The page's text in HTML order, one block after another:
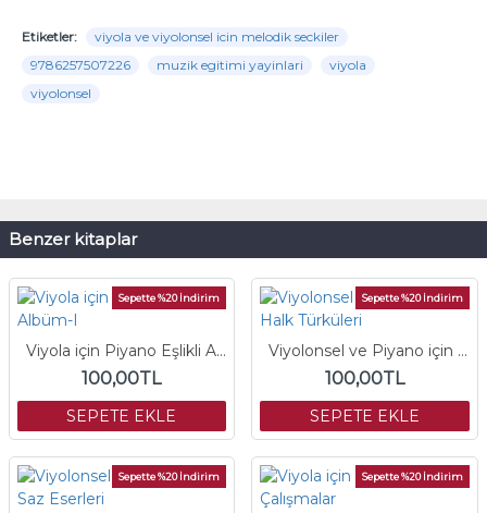
Etiketler:
viyola ve viyolonsel icin melodik seckiler
9786257507226
muzik egitimi yayinlari
viyola
viyolonsel
Benzer kitaplar
Sepette %20 İndirim
Viyola için Piyano Eşlikli Albüm-I
100,00TL
SEPETE EKLE
Sepette %20 İndirim
Viyolonsel ve Piyano için Halk Türküleri
100,00TL
SEPETE EKLE
Sepette %20 İndirim Sepette %20 İndirim